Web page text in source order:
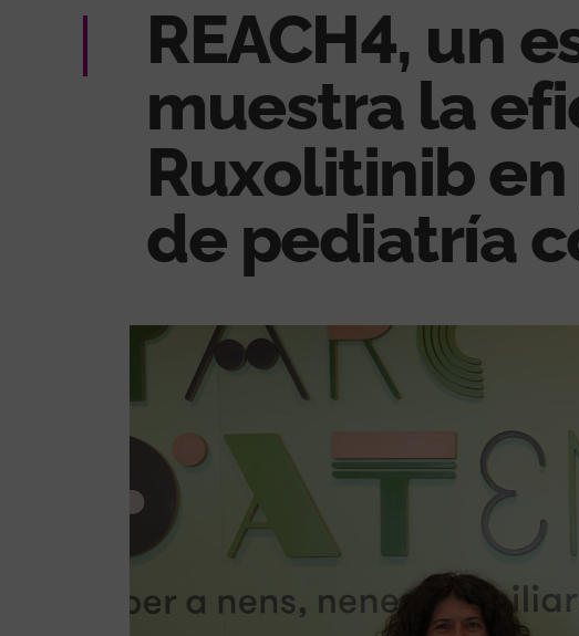
REACH4, un
muestra la
Ruxolitinib
de pediatría